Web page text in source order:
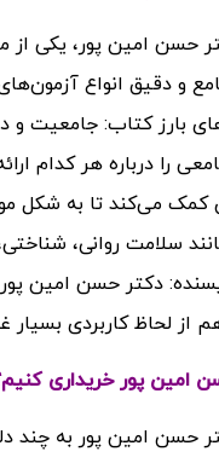
حسن امین پور، یکی از
دقیق انواع آزمون‌های
بارز کتاب: جامعیت
را درباره هر کدام
می‌کند تا به شکل
سلامت روانی،
دکتر حسن امین پور
از لحاظ کاربردی
امین پور خریداری
حسن امین پور به